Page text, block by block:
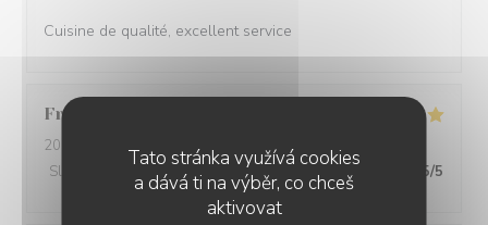
Tato stránka využívá cookies
a dává ti na výběr, co chceš
aktivovat
Cuisine de qualité, excellent service
Francis
2026-08-05
- 12:30 - Hosté 2
Služba
Atmosféra : Kuchyně /5 Kvalita / Cena 5/5